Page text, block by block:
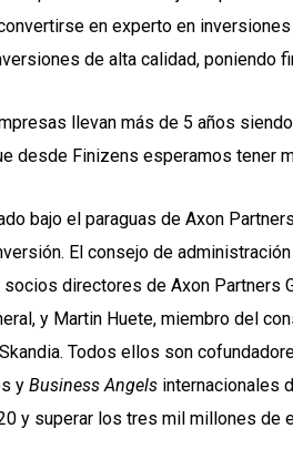
en experto en
de alta calidad, poniendo
llevan más de 5 años
desde Finizens esperamos tener
bajo el paraguas de Axon
El consejo de
directores de Axon Partners
y Martin Huete, miembro del
Todos ellos son
y Business Angels internacionales
y superar los tres mil millones de